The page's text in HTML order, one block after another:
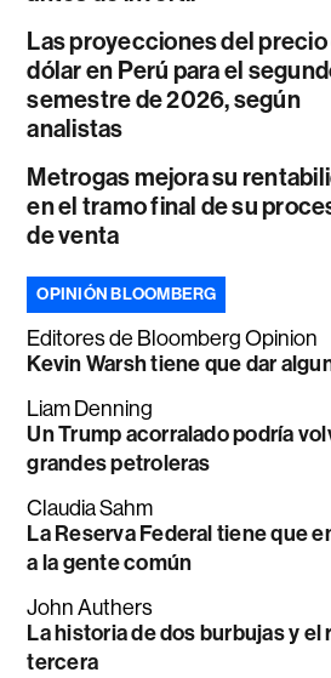
Las proyecciones del precio
dólar en Perú para el
semestre de 2026, según
analistas
Metrogas mejora su
en el tramo final de su
de venta
OPINIÓN BLOOMBERG
Editores de Bloomberg Opinion
Kevin Warsh tiene que dar
Liam Denning
Un Trump acorralado podría
grandes petroleras
Claudia Sahm
La Reserva Federal tiene que
a la gente común
John Authers
La historia de dos burbujas y el
tercera